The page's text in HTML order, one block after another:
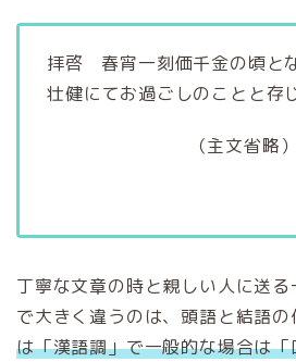
拝啓 春宵一刻価千金の頃と
壮健にてお過ごしのことと存
（主文省略）
丁寧な文章の時と親しい人に送
で大きく違うのは、頭語と結語
は「漢語調」で一般的な場合は「